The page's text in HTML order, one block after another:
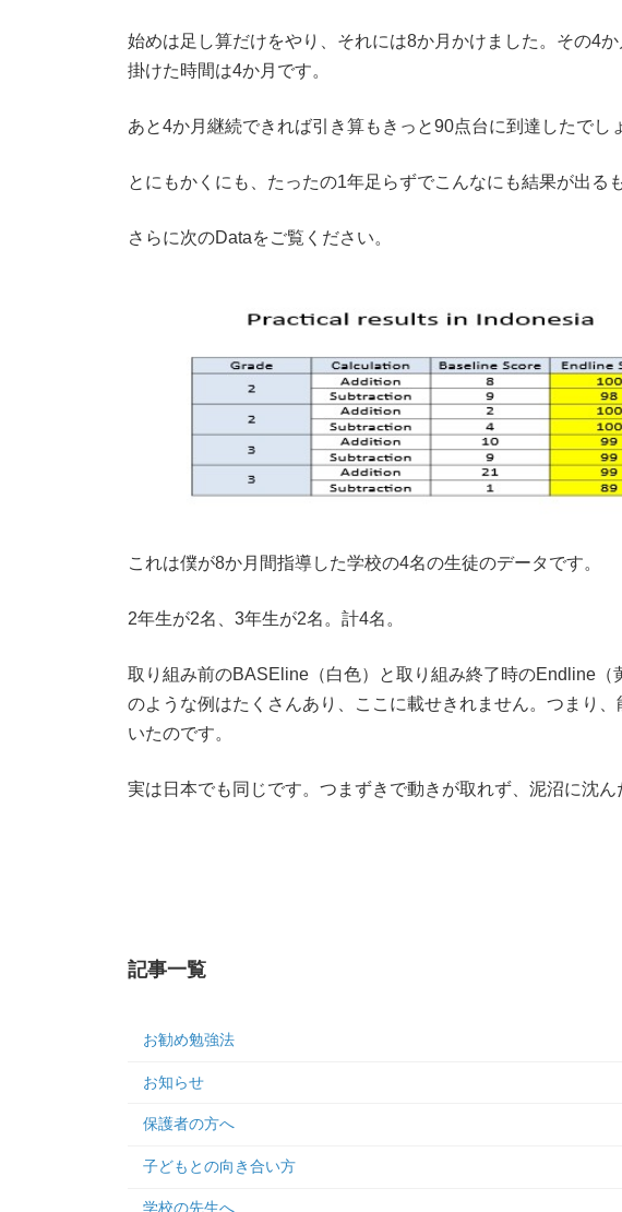
始めは足し算だけをやり、それには8か月かけました。その4
掛けた時間は4か月です。
あと4か月継続できれば引き算もきっと90点台に到達したでし
とにもかくにも、たったの1年足らずでこんなにも結果が出
さらに次のDataをご覧ください。
これは僕が8か月間指導した学校の4名の生徒のデータです。
2年生が2名、3年生が2名。計4名。
取り組み前のBASEline（白色）と取り組み終了時のEndline
のような例はたくさんあり、ここに載せきれません。つまり
いたのです。
実は日本でも同じです。つまずきで動きが取れず、泥沼に沈
記事一覧
お勧め勉強法
お知らせ
保護者の方へ
子どもとの向き合い方
学校の先生へ